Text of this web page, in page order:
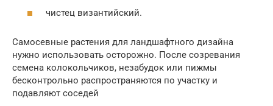
чистец византийский.
Самосевные растения для ландшафтного дизайна
нужно использовать осторожно. После созревания
семена колокольчиков, незабудок или пижмы
бесконтрольно распространяются по участку и
подавляют соседей